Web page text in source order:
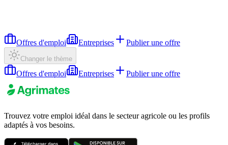
Offres d'emploi Entreprises Publier une offre
Changer le thème
Offres d'emploi Entreprises Publier une offre
Trouvez votre emploi idéal dans le secteur agricole ou les profils
adaptés à vos besoins.